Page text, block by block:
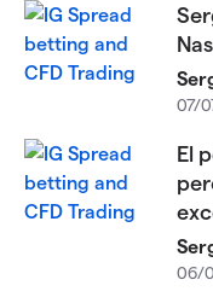
07/
El
06/